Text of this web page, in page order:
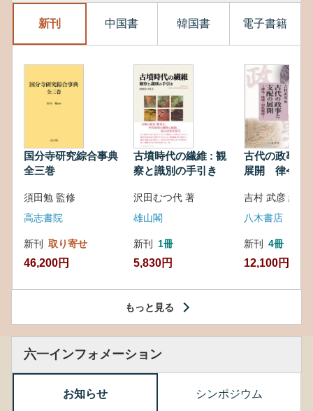
新刊 中国書 韓国書 電子書籍
国分寺研究綜合事典
全三巻
須田勉 監修
高志書院
新刊 取り寄せ
46,200円
古墳時代の繊維 : 観
察と識別の手引き
沢田むつ代 著
雄山閣
新刊 1冊
5,830円
古代の政事と
展開 律令・
吉村 武彦 編集
八木書店
新刊 4冊
12,100円
もっと見る
六一インフォメーション
お知らせ シンポジウム